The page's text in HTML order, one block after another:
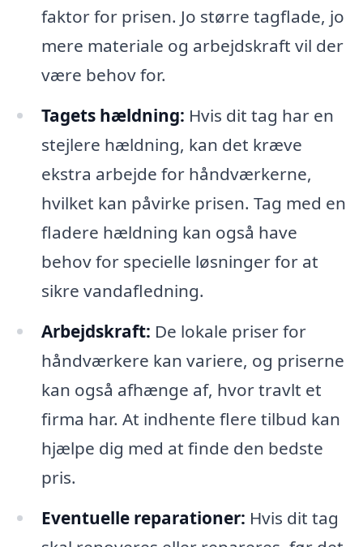
faktor for prisen. Jo større tagflade, jo
mere materiale og arbejdskraft vil der
være behov for.
Tagets hældning: Hvis dit tag har en
stejlere hældning, kan det kræve
ekstra arbejde for håndværkerne,
hvilket kan påvirke prisen. Tag med en
fladere hældning kan også have
behov for specielle løsninger for at
sikre vandafledning.
Arbejdskraft: De lokale priser for
håndværkere kan variere, og priserne
kan også afhænge af, hvor travlt et
firma har. At indhente flere tilbud kan
hjælpe dig med at finde den bedste
pris.
Eventuelle reparationer: Hvis dit tag